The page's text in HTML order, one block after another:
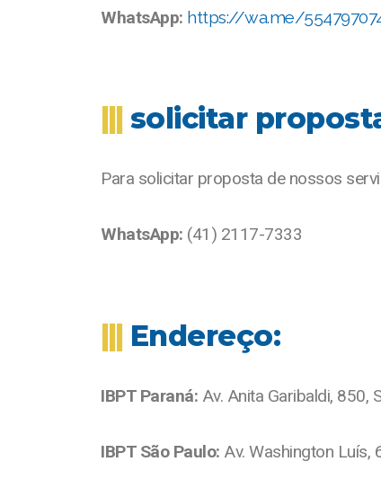
WhatsApp: https://wa.me/
|||solicitar
Para solicitar proposta de nossos
WhatsApp: (41) 2117-7333
|||Endereço:
IBPT Paraná: Av. Anita Garibaldi,
IBPT São Paulo: Av. Washington Luís,